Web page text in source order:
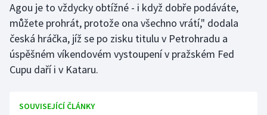
Jezdectví
Judo
Krasobruslení
Agou je to vždycky obtížné - i když dobře podáváte,
můžete prohrát, protože ona všechno vrátí," dodala
česká hráčka, jíž se po zisku titulu v Petrohradu a
úspěšném víkendovém vystoupení v pražském Fed
Cupu daří i v Kataru.
SOUVISEJÍCÍ ČLÁNKY